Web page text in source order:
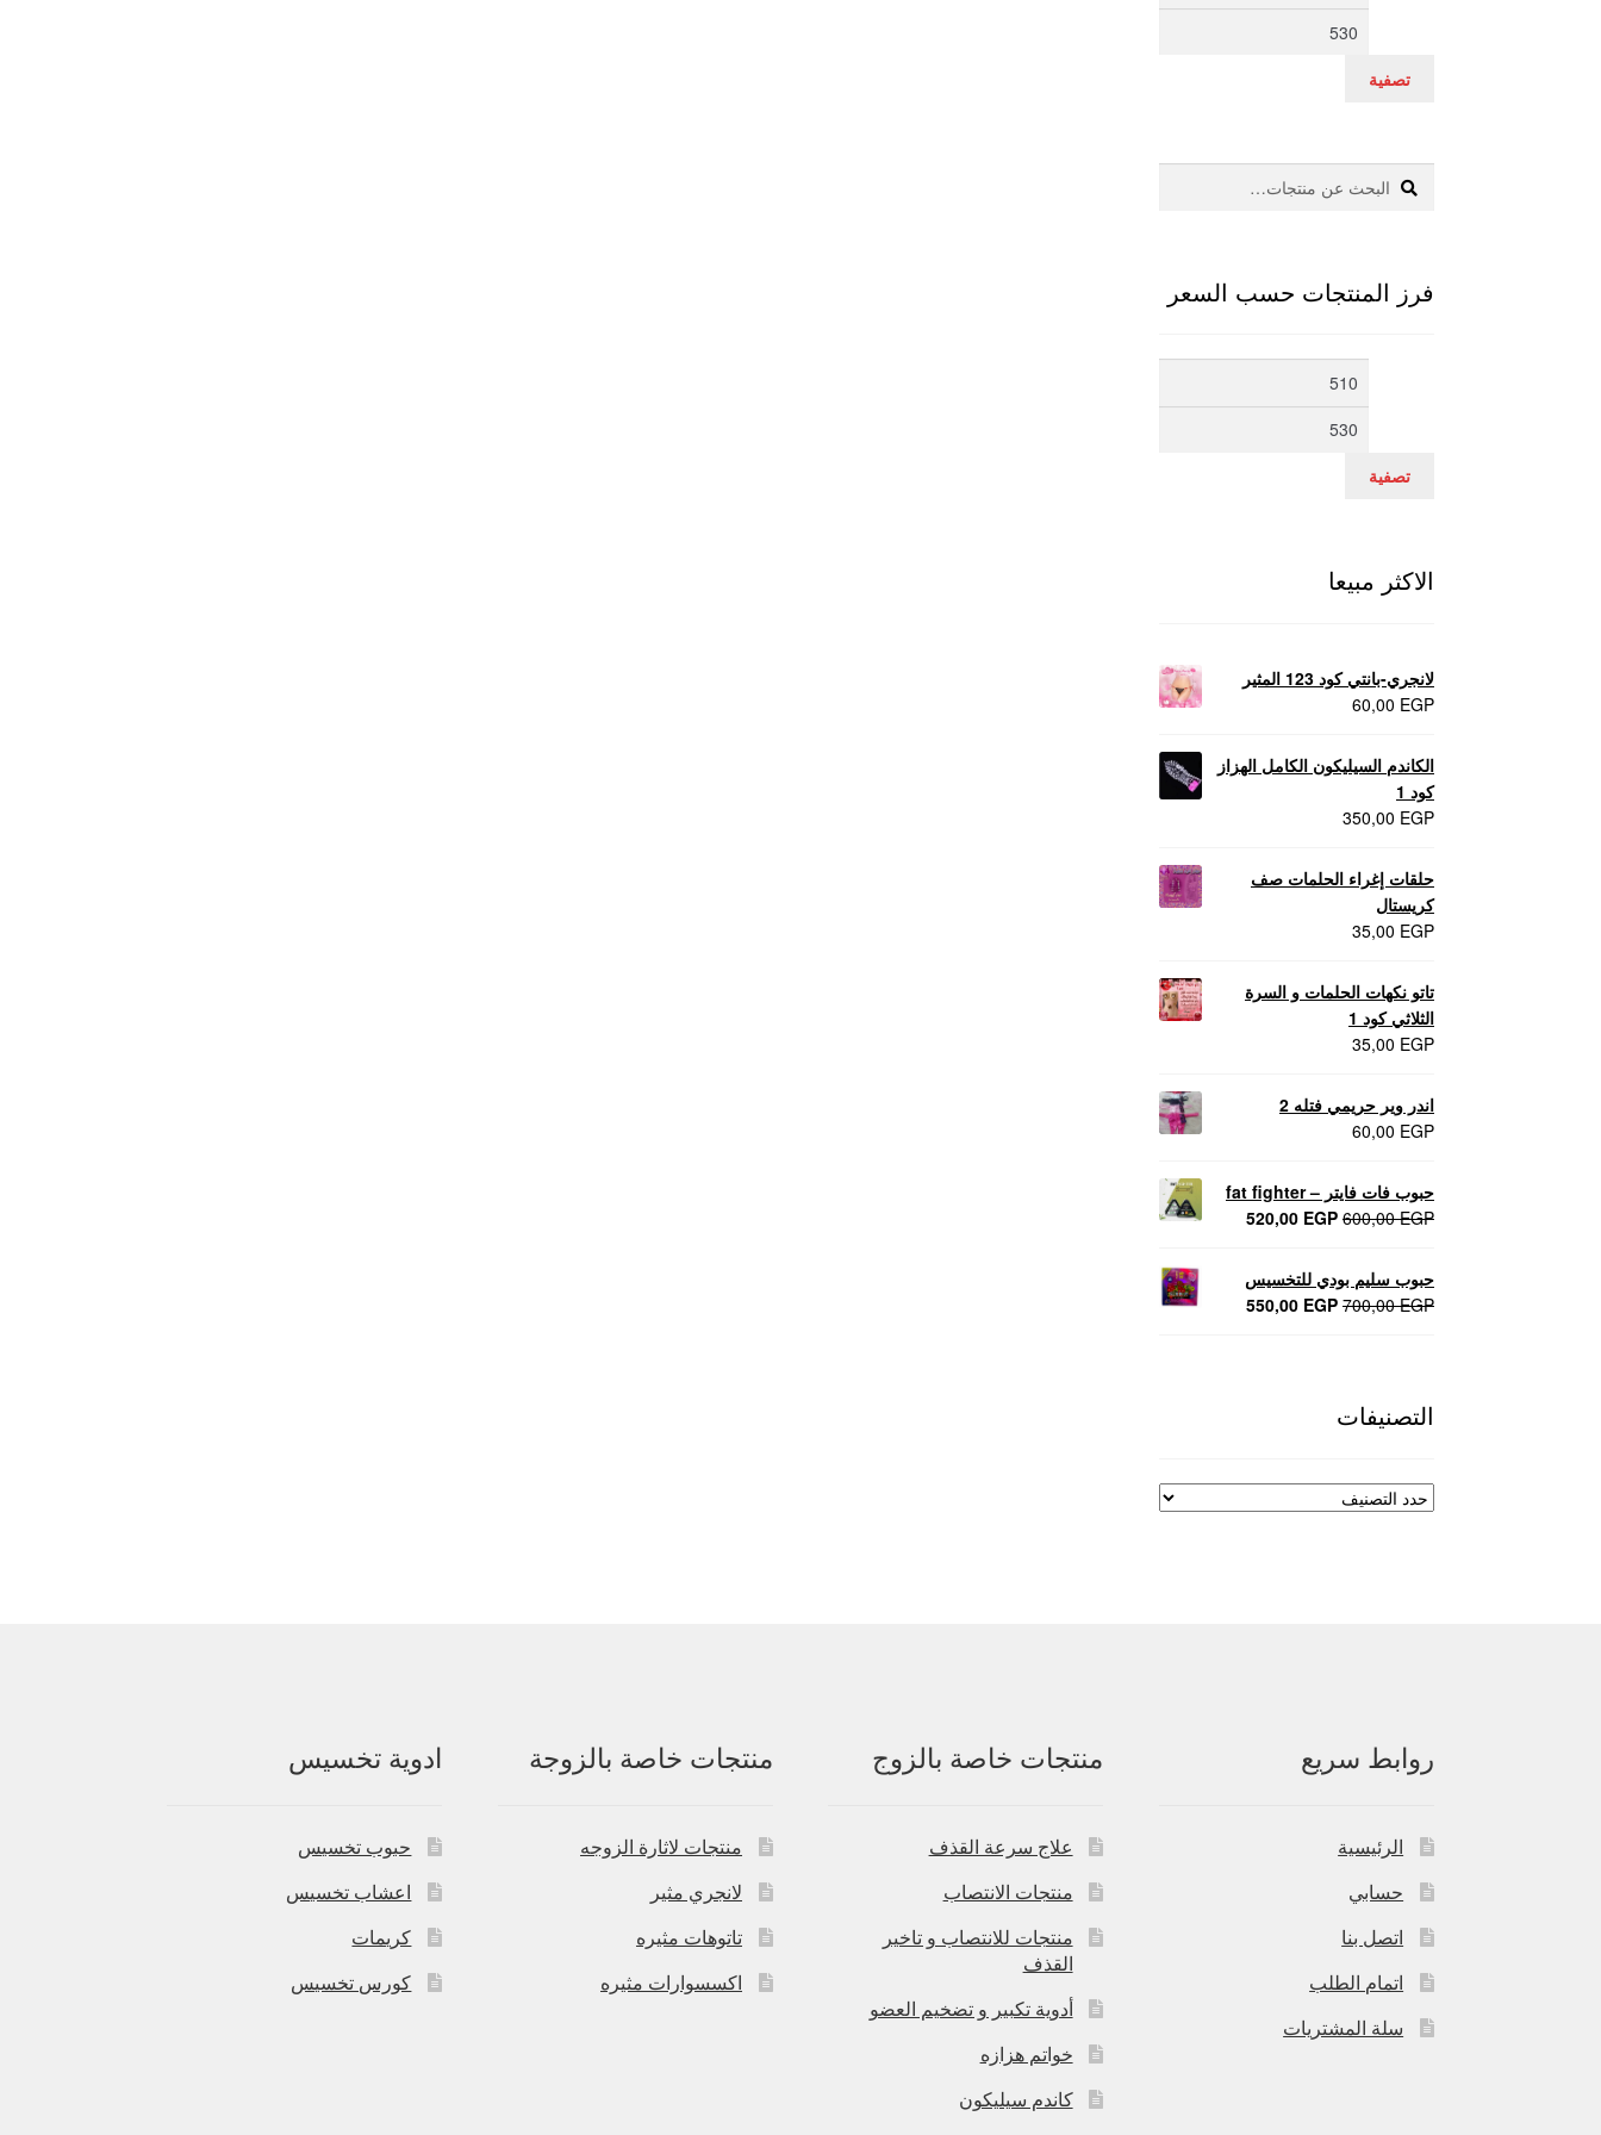
تصفية
البحث
عن:
بحث
فرز المنتجات حسب السعر
أدنى
تصفية
الاكثر مبيعا
لانجري-بانتي كود 123 المثير
60,00 EGP
الكاندم السيليكون الكامل الهزاز
كود 1
350,00 EGP
حلقات إغراء الحلمات صف
كريستال
35,00 EGP
تاتو نكهات الحلمات و السرة
الثلاثي كود 1
35,00 EGP
اندر وير حريمي فتله 2
60,00 EGP
حبوب فات فايتر – fat fighter
600,00EGP
السعر
600,00 EGP.
520,00 EGP
السعر
520,00 EGP.
حبوب سليم بودي للتخسيس
700,00EGP
السعر550,00 EGP
السعر
التصنيفات
روابط سريع
الرئيسية
حسابي
اتصل بنا
اتمام الطلب
سلة المشتريات
منتجات خاصة بالزوج
علاج سرعة القذف
منتجات الانتصاب
منتجات للانتصاب و تاخير
القذف
أدوية تكبير و تضخيم العضو
خواتم هزازه
كاندم سيليكون
منتجات خاصة بالزوجة
منتجات لاثارة الزوجه
لانجري مثير
تاتوهات مثيره
اكسسوارات مثيره
ادوية تخسيس
حبوب تخسيس
اعشاب تخسيس
كريمات
كورس تخسيس